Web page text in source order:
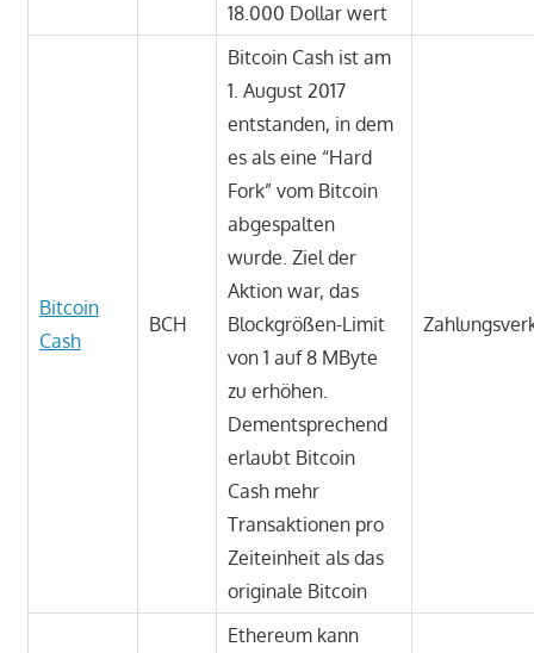
18.000 Dollar wert
Bitcoin
Cash
BCH
Bitcoin Cash ist am
1. August 2017
entstanden, in dem
es als eine “Hard
Fork” vom Bitcoin
abgespalten
wurde. Ziel der
Aktion war, das
Blockgrößen-Limit
von 1 auf 8 MByte
zu erhöhen.
Dementsprechend
erlaubt Bitcoin
Cash mehr
Transaktionen pro
Zeiteinheit als das
originale Bitcoin
Ethereum kann